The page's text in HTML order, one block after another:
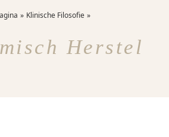
Klinische Filosofie
Herstel